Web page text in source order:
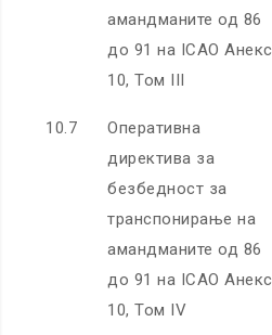
амандманите од 86
до 91 на ICAO Анекс
10, Том III
10.7
Оперативна
директива за
безбедност за
транспонирање на
амандманите од 86
до 91 на ICAO Анекс
10, Том IV